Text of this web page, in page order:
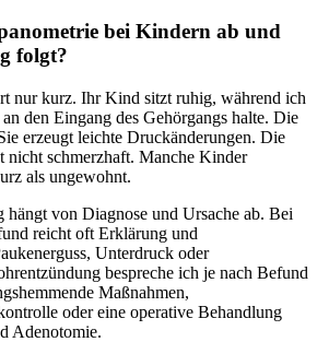
bei Kindern ab und
folgt?
nur kurz. Ihr Kind sitzt ruhig, während ich
den Eingang des Gehörgangs halte. Die
erzeugt leichte Druckänderungen. Die
nicht schmerzhaft. Manche Kinder
als ungewohnt.
von Diagnose und Ursache ab. Bei
reicht oft Erklärung und
Unterdruck oder
bespreche ich je nach Befund
Maßnahmen,
oder eine operative Behandlung
Adenotomie.